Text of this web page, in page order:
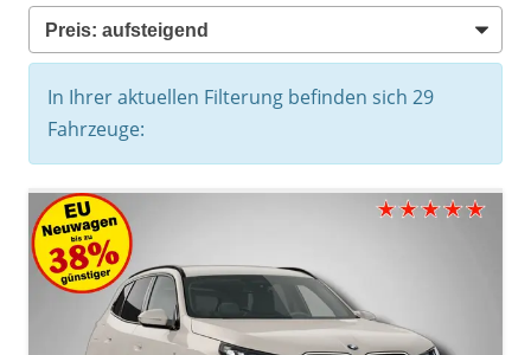
In Ihrer aktuellen Filterung befinden sich 29
Fahrzeuge: